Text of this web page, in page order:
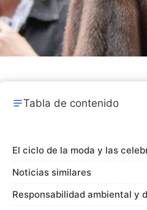
Tabla de contenido
El ciclo de la moda y las
Noticias similares
Responsabilidad ambiental y